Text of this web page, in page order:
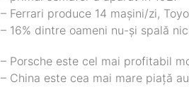
– Ferrari produce 14 mașini/zi,
– 16% dintre oameni nu-și spală
– Porsche este cel mai profitabil
– China este cea mai mare piață